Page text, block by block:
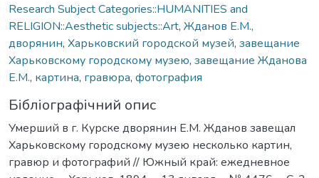
Research Subject Categories::HUMANITIES and
RELIGION::Aesthetic subjects::Art, Жданов Е.М.,
дворянин, Харьковский городской музей, завещание
Харьковскому городскому музею, завещание Жданова
Е.М., картина, гравюра, фотография
Бібліографічний опис
Умерший в г. Курске дворянин Е.М. Жданов завещал
Харьковскому городскому музею несколько картин,
гравюр и фотографий // Южный край: ежедневное